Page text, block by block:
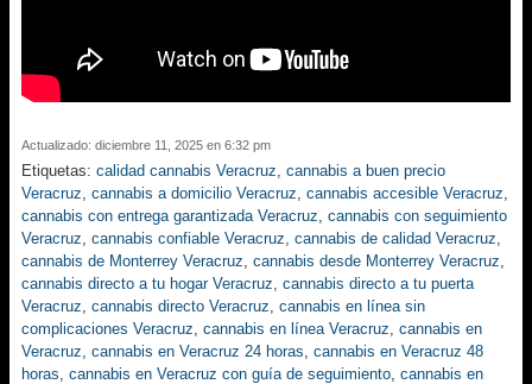
Actualizado: diciembre 11, 2025 en 6:32 pm
Etiquetas: calidad cannabis Veracruz, cannabis a buen precio
Veracruz, cannabis a domicilio Veracruz, cannabis accesible Veracruz,
cannabis con entrega garantizada Veracruz, cannabis con seguimiento
Veracruz, cannabis confiable Veracruz, cannabis de calidad Veracruz,
cannabis de Monterrey Veracruz, cannabis desde Monterrey Veracruz,
cannabis directo a tu hogar Veracruz, cannabis directo a tu puerta
Veracruz, cannabis directo Veracruz, cannabis en línea sin
complicaciones Veracruz, cannabis en línea Veracruz, cannabis en
Veracruz, cannabis en Veracruz 24 horas, cannabis en Veracruz 48
horas, cannabis en Veracruz con guía de seguimiento, cannabis en